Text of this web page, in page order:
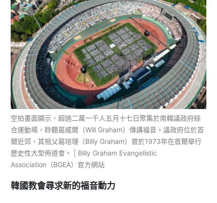
空拍畫面顯示，超過二萬一千人五月十七日聚集於南韓議政府綜
合運動場，聆聽葛威爾（Will Graham）傳講福音。議政府位於首
爾近郊，其祖父葛培理（Billy Graham）曾於1973年在首爾舉行
歷史性大型佈道會。 | Billy Graham Evangelistic
Association（BGEA）官方網站
韓國教會尋求新的福音動力